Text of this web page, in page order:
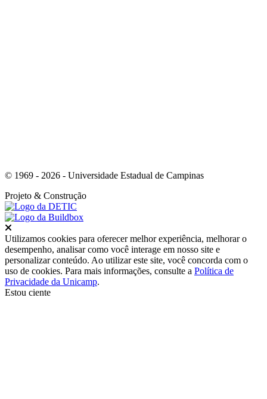
© 1969 - 2026 - Universidade Estadual de Campinas
Projeto & Construção
Utilizamos cookies para oferecer melhor experiência, melhorar o
desempenho, analisar como você interage em nosso site e
personalizar conteúdo. Ao utilizar este site, você concorda com o
uso de cookies. Para mais informações, consulte a Política de
Privacidade da Unicamp.
Estou ciente